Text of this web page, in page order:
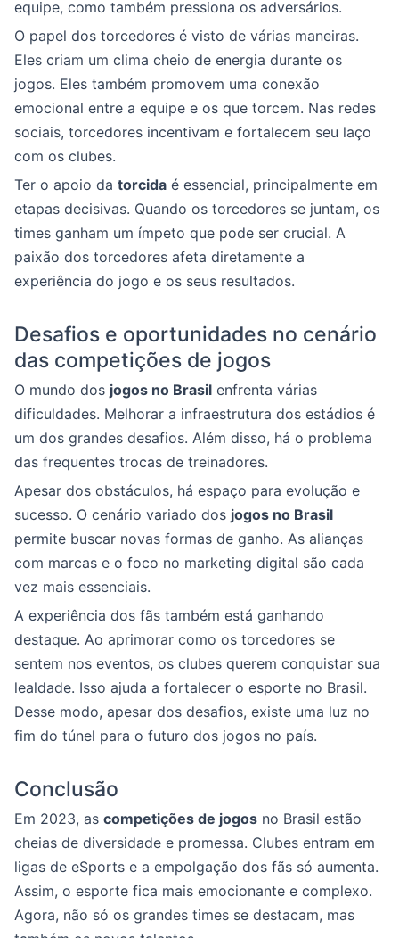
equipe, como também pressiona os adversários.
O papel dos torcedores é visto de várias maneiras.
Eles criam um clima cheio de energia durante os
jogos. Eles também promovem uma conexão
emocional entre a equipe e os que torcem. Nas redes
sociais, torcedores incentivam e fortalecem seu laço
com os clubes.
Ter o apoio da torcida é essencial, principalmente em
etapas decisivas. Quando os torcedores se juntam, os
times ganham um ímpeto que pode ser crucial. A
paixão dos torcedores afeta diretamente a
experiência do jogo e os seus resultados.
Desafios e oportunidades no cenário
das competições de jogos
O mundo dos jogos no Brasil enfrenta várias
dificuldades. Melhorar a infraestrutura dos estádios é
um dos grandes desafios. Além disso, há o problema
das frequentes trocas de treinadores.
Apesar dos obstáculos, há espaço para evolução e
sucesso. O cenário variado dos jogos no Brasil
permite buscar novas formas de ganho. As alianças
com marcas e o foco no marketing digital são cada
vez mais essenciais.
A experiência dos fãs também está ganhando
destaque. Ao aprimorar como os torcedores se
sentem nos eventos, os clubes querem conquistar sua
lealdade. Isso ajuda a fortalecer o esporte no Brasil.
Desse modo, apesar dos desafios, existe uma luz no
fim do túnel para o futuro dos jogos no país.
Conclusão
Em 2023, as competições de jogos no Brasil estão
cheias de diversidade e promessa. Clubes entram em
ligas de eSports e a empolgação dos fãs só aumenta.
Assim, o esporte fica mais emocionante e complexo.
Agora, não só os grandes times se destacam, mas